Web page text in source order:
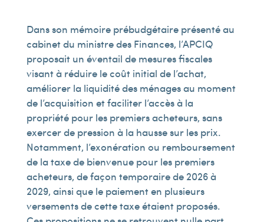
Dans son mémoire prébudgétaire présenté au
cabinet du ministre des Finances, l’APCIQ
proposait un éventail de mesures fiscales
visant à réduire le coût initial de l’achat,
améliorer la liquidité des ménages au moment
de l’acquisition et faciliter l’accès à la
propriété pour les premiers acheteurs, sans
exercer de pression à la hausse sur les prix.
Notamment, l’exonération ou remboursement
de la taxe de bienvenue pour les premiers
acheteurs, de façon temporaire de 2026 à
2029, ainsi que le paiement en plusieurs
versements de cette taxe étaient proposés.